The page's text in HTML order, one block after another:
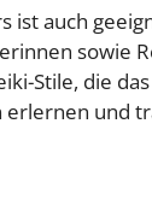
ist auch
sowie
Stile, die
erlernen und